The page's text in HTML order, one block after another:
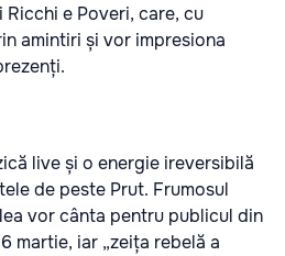
e Poveri, care, cu
amintiri și vor impresiona
live și o energie ireversibilă
de peste Prut. Frumosul
vor cânta pentru publicul din
martie, iar „zeița rebelă a